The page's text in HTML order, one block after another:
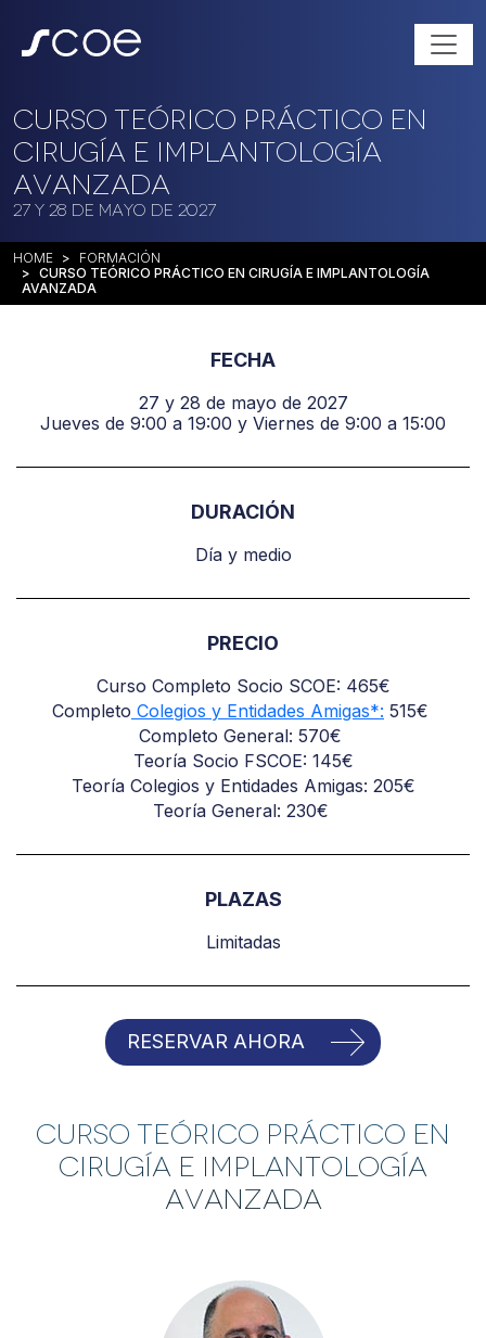
Curso Teórico Práctico en
Cirugía e Implantología
Avanzada
27 y 28 de mayo de 2027
HOME
FORMACIÓN
CURSO TEÓRICO PRÁCTICO EN CIRUGÍA E IMPLANTOLOGÍA
AVANZADA
FECHA
27 y 28 de mayo de 2027
Jueves de 9:00 a 19:00 y Viernes de 9:00 a 15:00
DURACIÓN
Día y medio
PRECIO
Curso Completo Socio SCOE: 465€
Completo Colegios y Entidades Amigas*: 515€
Completo General: 570€
Teoría Socio FSCOE: 145€
Teoría Colegios y Entidades Amigas: 205€
Teoría General: 230€
PLAZAS
Limitadas
RESERVAR AHORA
Curso Teórico Práctico en
Cirugía e Implantología
Avanzada